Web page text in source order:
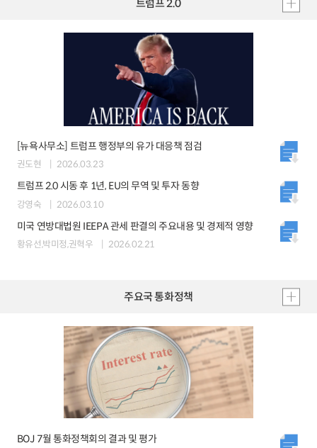
트럼프 2.0
[뉴욕사무소] 트럼프 행정부의 유가 대응책 점검
권도현 2026.03.23
트럼프 2.0 시동 후 1년, EU의 무역 및 투자 동향
강영숙 2026.03.10
미국 연방대법원 IEEPA 관세 판결의 주요내용 및 경제적 영향
황유선,박미정,권혁우 2026.02.21
주요국 통화정책
BOJ 7월 통화정책회의 결과 및 평가